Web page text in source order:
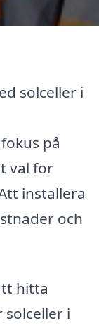
solceller i
på
val för
installera
och
hitta
i